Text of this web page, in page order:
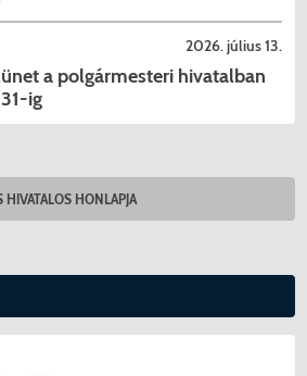
2026. július 13.
a polgármesteri hivatalban
ig
HIVATALOS HONLAPJA
KERESÉS